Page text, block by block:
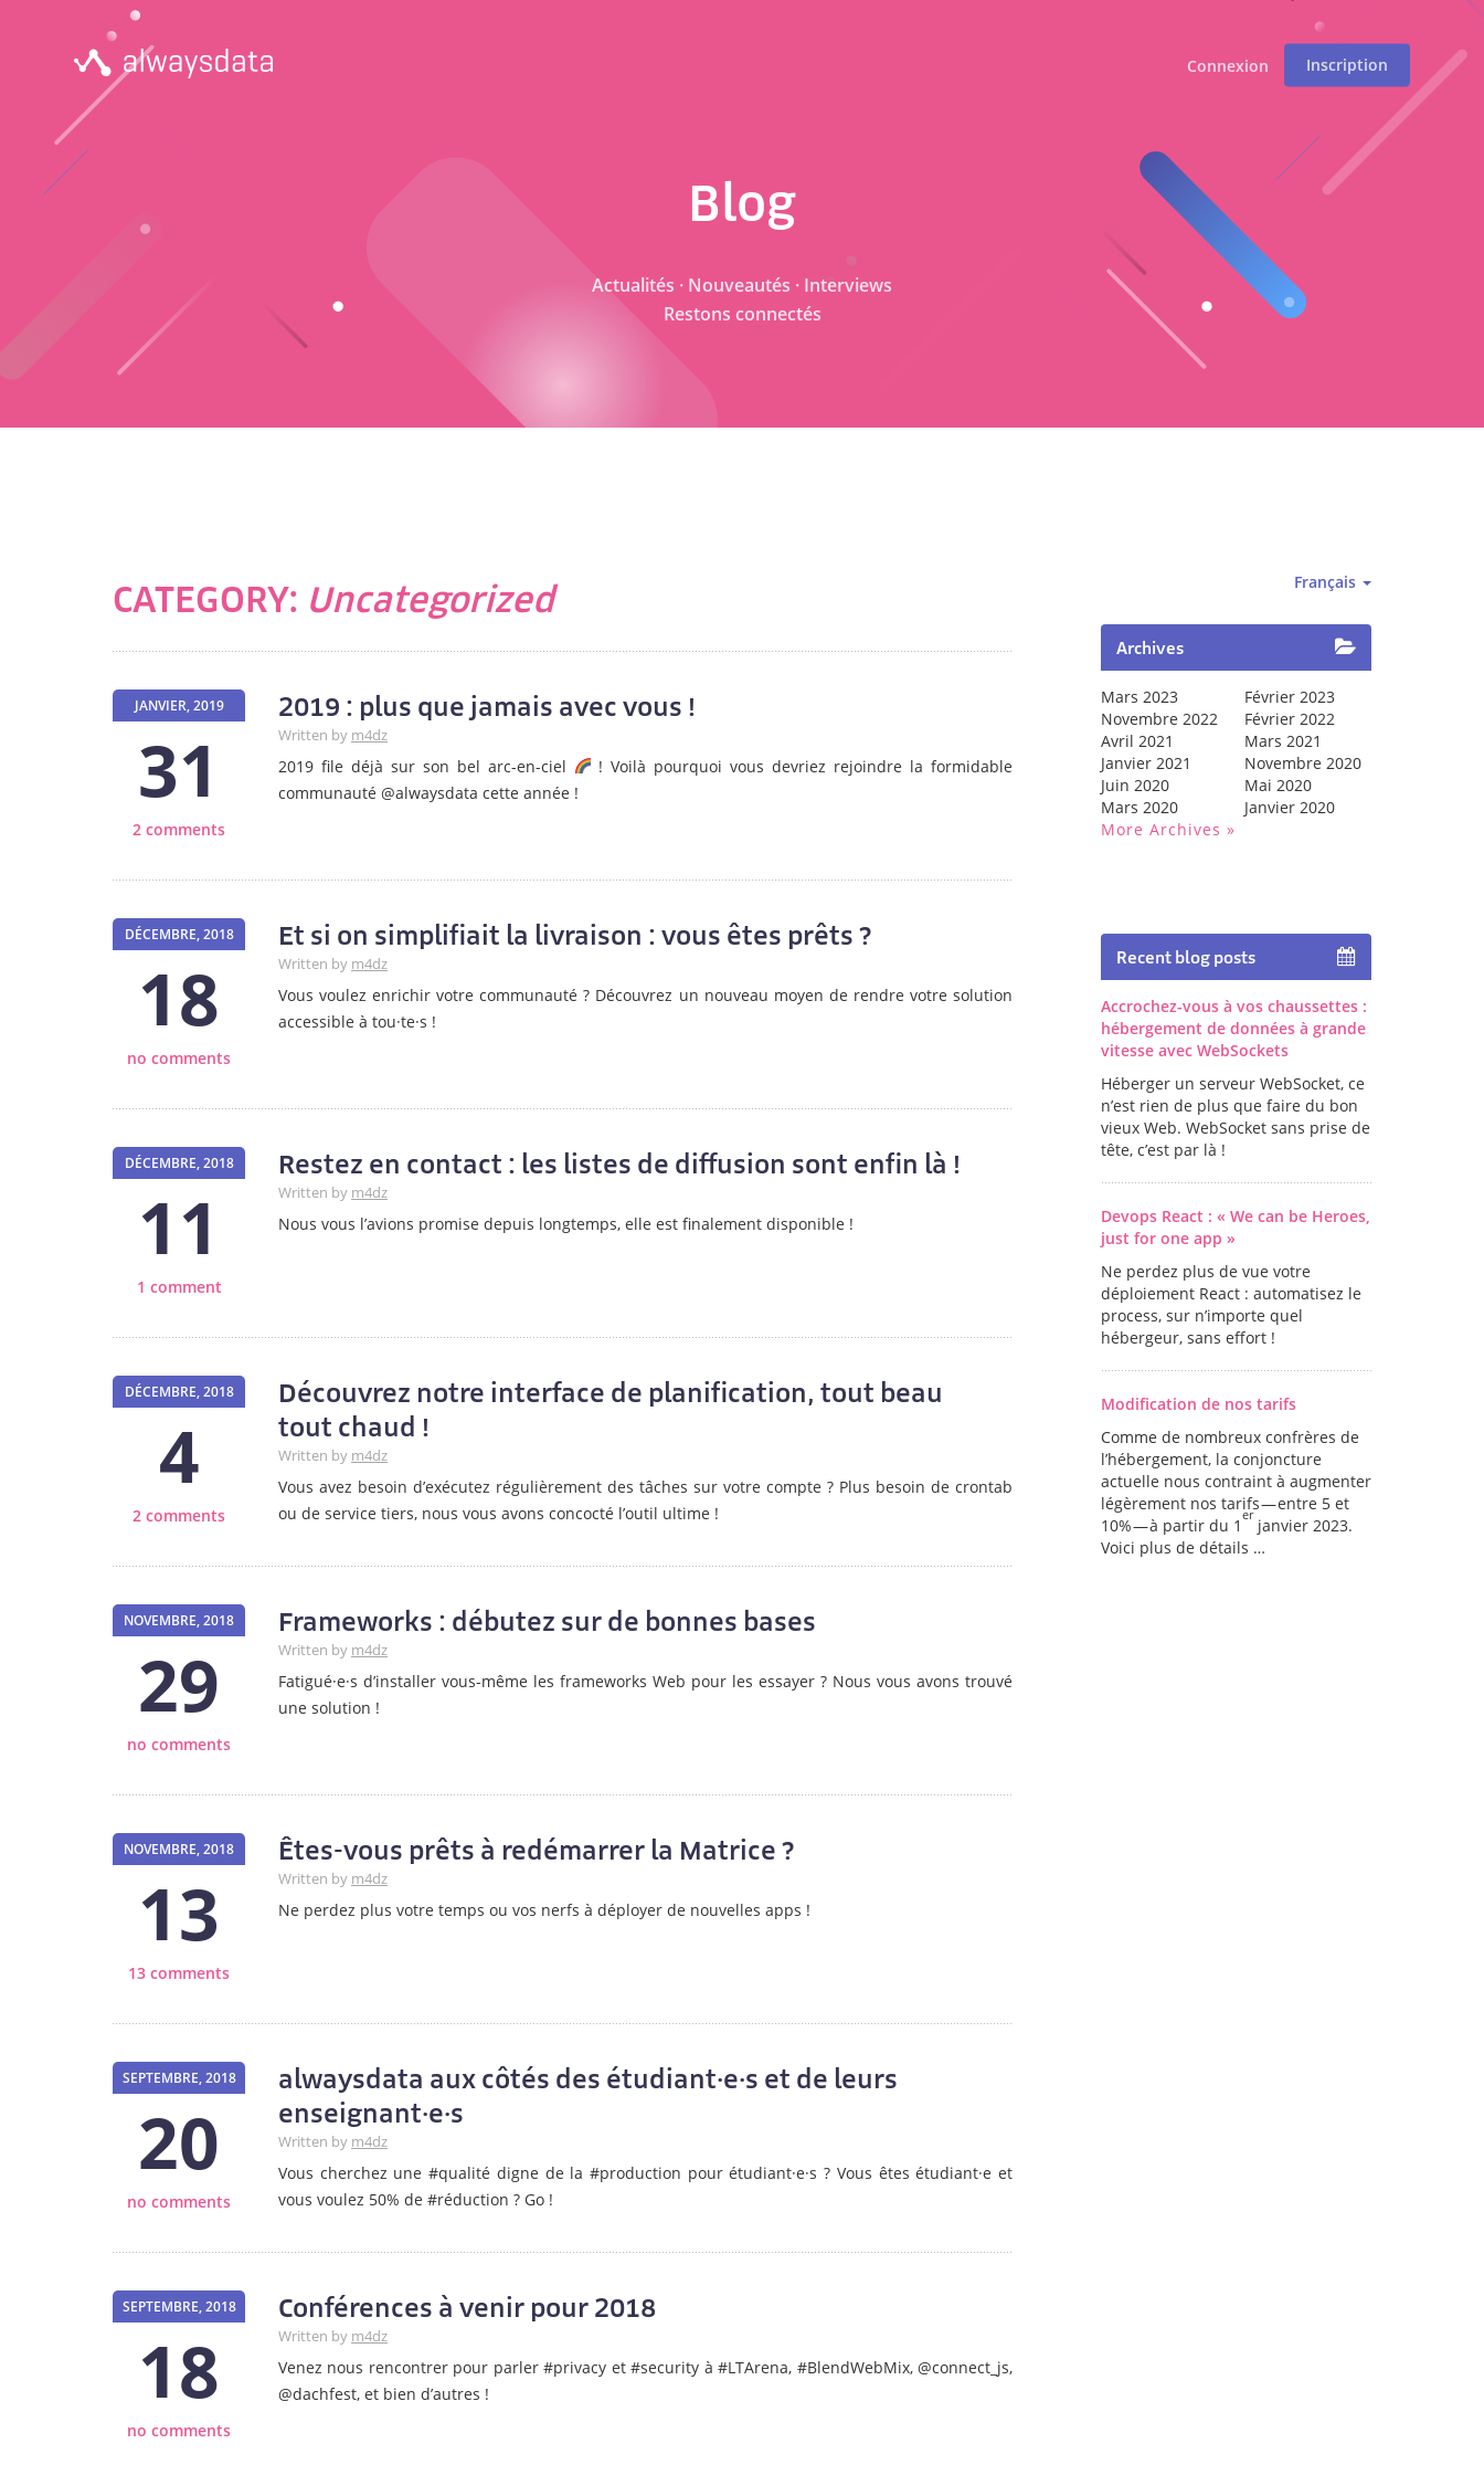
Connexion Inscription
Blog
Actualités · Nouveautés · Interviews
Restons connectés
CATEGORY: Uncategorized
JANVIER, 2019
31
2 comments
2019 : plus que jamais avec vous !
Written by m4dz
2019 file déjà sur son bel arc-en-ciel
! Voilà pourquoi vous devriez rejoindre la formidable
communauté @alwaysdata cette année !
DÉCEMBRE, 2018
18
no comments
Et si on simplifiait la livraison : vous êtes prêts ?
Written by m4dz
Vous voulez enrichir votre communauté ? Découvrez un nouveau moyen de rendre votre solution
accessible à tou·te·s !
DÉCEMBRE, 2018
11
1 comment
Restez en contact : les listes de diffusion sont enfin là !
Written by m4dz
Nous vous l’avions promise depuis longtemps, elle est finalement disponible !
DÉCEMBRE, 2018
4
2 comments
Découvrez notre interface de planification, tout beau
tout chaud !
Written by m4dz
Vous avez besoin d’exécutez régulièrement des tâches sur votre compte ? Plus besoin de crontab
ou de service tiers, nous vous avons concocté l’outil ultime !
NOVEMBRE, 2018
29
no comments
Frameworks : débutez sur de bonnes bases
Written by m4dz
Fatigué·e·s d’installer vous-même les frameworks Web pour les essayer ? Nous vous avons trouvé
une solution !
NOVEMBRE, 2018
13
13 comments
Êtes-vous prêts à redémarrer la Matrice ?
Written by m4dz
Ne perdez plus votre temps ou vos nerfs à déployer de nouvelles apps !
SEPTEMBRE, 2018
20
no comments
alwaysdata aux côtés des étudiant·e·s et de leurs
enseignant·e·s
Written by m4dz
Vous cherchez une #qualité digne de la #production pour étudiant·e·s ? Vous êtes étudiant·e et
vous voulez 50% de #réduction ? Go !
SEPTEMBRE, 2018
18
no comments
Conférences à venir pour 2018
Written by m4dz
Venez nous rencontrer pour parler #privacy et #security à #LTArena, #BlendWebMix, @connect_js,
@dachfest, et bien d’autres !
Français
Archives
Mars 2023
Février 2023
Novembre 2022
Février 2022
Avril 2021
Mars 2021
Janvier 2021
Novembre 2020
Juin 2020
Mai 2020
Mars 2020
Janvier 2020
More Archives
Recent blog posts
Accrochez-vous à vos chaussettes :
hébergement de données à grande
vitesse avec WebSockets
Héberger un serveur WebSocket, ce
n’est rien de plus que faire du bon
vieux Web. WebSocket sans prise de
tête, c’est par là !
Devops React : « We can be Heroes,
just for one app »
Ne perdez plus de vue votre
déploiement React : automatisez le
process, sur n’importe quel
hébergeur, sans effort !
Modification de nos tarifs
Comme de nombreux confrères de
l’hébergement, la conjoncture
actuelle nous contraint à augmenter
légèrement nos tarifs — entre 5 et
10% — à partir du 1
er
janvier 2023.
Voici plus de détails …